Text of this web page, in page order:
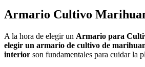
Armario Cultivo
A la hora de elegir un Armario para
elegir un armario de cultivo de
interior son fundamentales para cuidar la